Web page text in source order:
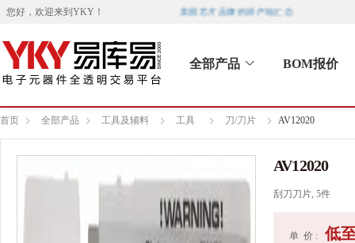
您好，欢迎来到 YKY ！ 美国芯片品牌的原产地汇总
全部产品 BOM报价
首页 全部产品 工具及辅料 工具 刀/刀片 AV12020
AV12020
刮刀刀片, 5件
单 价 : 低